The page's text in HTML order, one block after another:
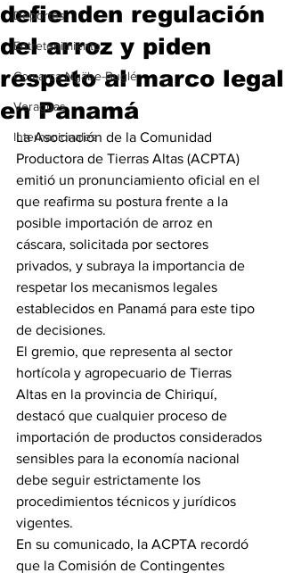
Deportes
Entretenimiento
Comarca Ngäbe-Buglé
Veraguas
Internacionales
defienden regulación
del arroz y piden
respeto al marco legal
en Panamá
La Asociación de la Comunidad
Productora de Tierras Altas (ACPTA)
emitió un pronunciamiento oficial en el
que reafirma su postura frente a la
posible importación de arroz en
cáscara, solicitada por sectores
privados, y subraya la importancia de
respetar los mecanismos legales
establecidos en Panamá para este tipo
de decisiones.
El gremio, que representa al sector
hortícola y agropecuario de Tierras
Altas en la provincia de Chiriquí,
destacó que cualquier proceso de
importación de productos considerados
sensibles para la economía nacional
debe seguir estrictamente los
procedimientos técnicos y jurídicos
vigentes.
En su comunicado, la ACPTA recordó
que la Comisión de Contingentes